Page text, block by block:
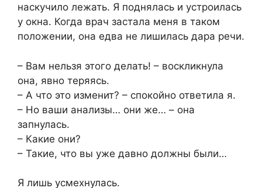
наскучило лежать. Я поднялась и устроилась
у окна. Когда врач застала меня в таком
положении, она едва не лишилась дара речи.
– Вам нельзя этого делать! – воскликнула
она, явно теряясь.
– А что это изменит? – спокойно ответила я.
– Но ваши анализы… они же… – она
запнулась.
– Какие они?
– Такие, что вы уже давно должны были…
Я лишь усмехнулась.